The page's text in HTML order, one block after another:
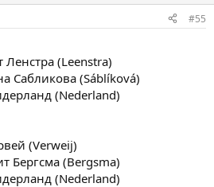
#55
(Leenstra)
Сабликова (Sáblíková)
(Nederland)
(Verweij)
Бергсма (Bergsma)
(Nederland)